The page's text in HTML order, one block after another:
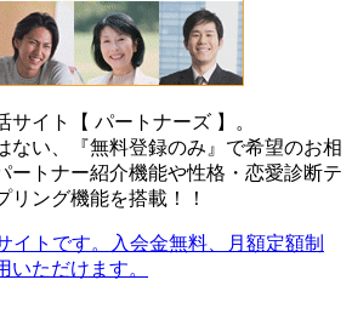
イト【 パートナーズ 】。
ない、『無料登録のみ』で希望のお相
ートナー紹介機能や性格・恋愛診断テ
リング機能を搭載！！
イトです。入会金無料、月額定額制
いただけます。